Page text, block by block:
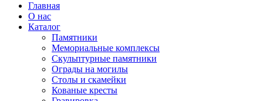
Главная
О нас
Каталог
Памятники
Мемориальные комплексы
Скульптурные памятники
Ограды на могилы
Столы и скамейки
Кованые кресты